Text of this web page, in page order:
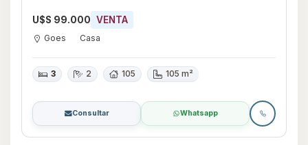
U$S 99.000 VENTA
Goes Casa
3 2 105 105 m²
Consultar Whatsapp